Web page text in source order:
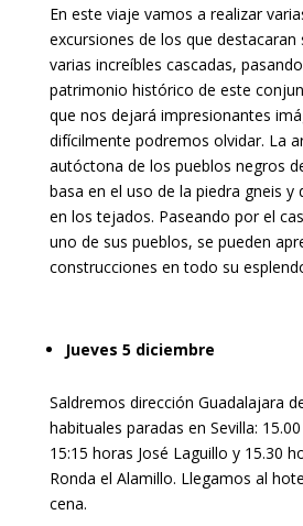
En este viaje vamos a realizar
excursiones de los que destacaran
varias increíbles cascadas,
patrimonio histórico de este
que nos dejará impresionantes
difícilmente podremos olvidar. La
autóctona de los pueblos negros
basa en el uso de la piedra gneis y
en los tejados. Paseando por el
uno de sus pueblos, se pueden
construcciones en todo su
Jueves 5 diciembre
Saldremos dirección Guadalajara
habituales paradas en Sevilla:
15:15 horas José Laguillo y 15.30
Ronda el Alamillo. Llegamos al
cena.